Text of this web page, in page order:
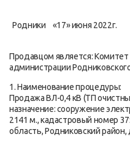
Родники «17» июня 2022г.
Продавцом является:
администрации
1. Наименование процедуры:
Продажа ВЛ-0,4 кВ (ТП
назначение: сооружение
2141 м., кадастровый номер
область, Родниковский район,